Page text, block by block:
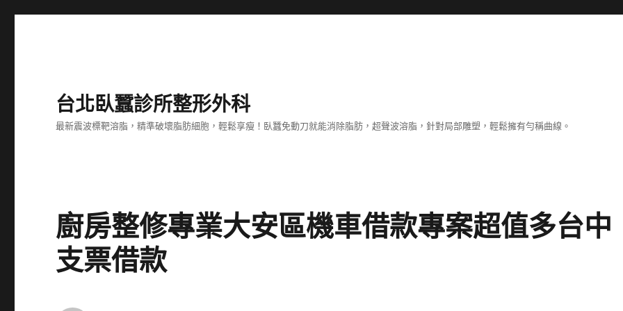
台北臥蠶診所整形外科
最新震波標靶溶脂，精準破壞脂肪細胞，輕鬆享瘦！臥蠶免動刀就能消除脂肪，超聲波溶脂，針對局部雕塑，輕鬆擁有勻稱曲線。
廚房整修專業大安區機車借款專案超值多台中
支票借款